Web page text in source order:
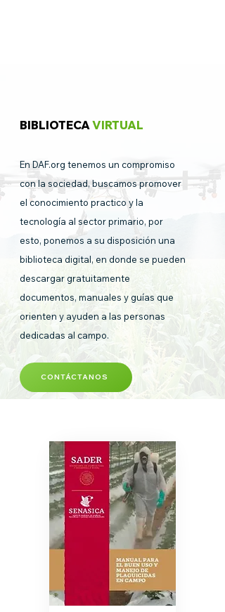
BIBLIOTECA VIRTUAL
En DAF.org tenemos un compromiso
con la sociedad, buscamos promover
el conocimiento practico y la
tecnología al sector primario, por
esto, ponemos a su disposición una
biblioteca digital, en donde se pueden
descargar gratuitamente
documentos, manuales y guías que
orienten y ayuden a las personas
dedicadas al campo.
CONTÁCTANOS